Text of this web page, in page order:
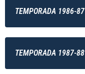
TEMPORADA 1986-87
TEMPORADA 1987-88